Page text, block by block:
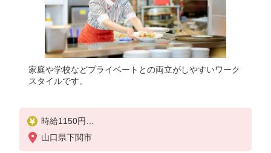
家庭や学校などプライベートとの両立がしやすいワーク
スタイルです。
時給1150円
※22:00以降は時給1438円
※労働組合費あり（基本時給×月間時間数×1.8％）
山口県下関市